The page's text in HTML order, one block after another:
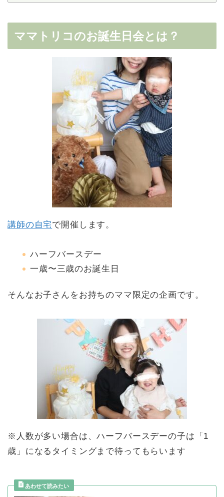
ママトリコのお誕生日会とは？
講師の自宅で開催します。
ハーフバースデー
一歳〜三歳のお誕生日
そんなお子さんをお持ちのママ限定の企画です。
※人数が多い場合は、ハーフバースデーの子は「1
歳」になるタイミングまで待ってもらいます